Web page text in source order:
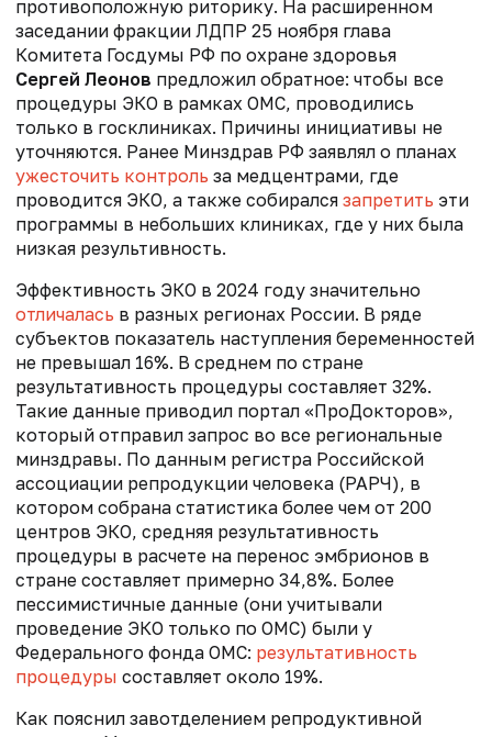
противоположную риторику. На расширенном
заседании фракции ЛДПР 25 ноября глава
Комитета Госдумы РФ по охране здоровья
Сергей Леонов предложил обратное: чтобы все
процедуры ЭКО в рамках ОМС, проводились
только в госклиниках. Причины инициативы не
уточняются. Ранее Минздрав РФ заявлял о планах
ужесточить контроль за медцентрами, где
проводится ЭКО, а также собирался запретить эти
программы в небольших клиниках, где у них была
низкая результивность.
Эффективность ЭКО в 2024 году значительно
отличалась в разных регионах России. В ряде
субъектов показатель наступления беременностей
не превышал 16%. В среднем по стране
результативность процедуры составляет 32%.
Такие данные приводил портал «ПроДокторов»,
который отправил запрос во все региональные
минздравы. По данным регистра Российской
ассоциации репродукции человека (РАРЧ), в
котором собрана статистика более чем от 200
центров ЭКО, средняя результативность
процедуры в расчете на перенос эмбрионов в
стране составляет примерно 34,8%. Более
пессимистичные данные (они учитывали
проведение ЭКО только по ОМС) были у
Федерального фонда ОМС: результативность
процедуры составляет около 19%.
Как пояснил завотделением репродуктивной